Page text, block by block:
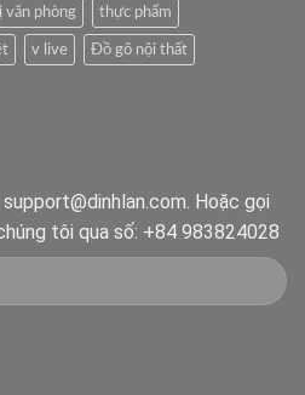
văn phòng thực phẩm
v live Đồ gõ nội thất
Hoặc gọi
tôi qua số: +84 983824028